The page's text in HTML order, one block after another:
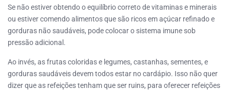
Se não estiver obtendo o equilíbrio correto de vitaminas e minerais
ou estiver comendo alimentos que são ricos em açúcar refinado e
gorduras não saudáveis, pode colocar o sistema imune sob
pressão adicional.
Ao invés, as frutas coloridas e legumes, castanhas, sementes, e
gorduras saudáveis devem todos estar no cardápio. Isso não quer
dizer que as refeições tenham que ser ruins, para oferecer refeições